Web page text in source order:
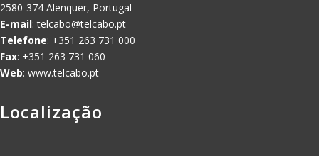
2580-374 Alenquer, Portugal
E-mail:telcabo@telcabo.pt
Telefone: +351 263 731 000
Fax: +351 263 731 060
Web: www.telcabo.pt
Localização